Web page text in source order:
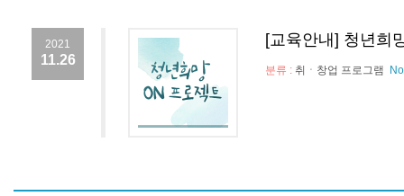
2021
11.26
[교육안내] 청년희
분류 : 취ㆍ창업 프로그램